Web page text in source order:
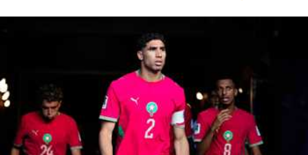
مسابقة التوقعات
آراء حرة
ركن الألعاب